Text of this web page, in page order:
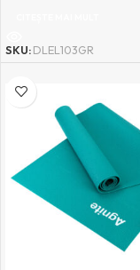
SKU:DLEL103GR